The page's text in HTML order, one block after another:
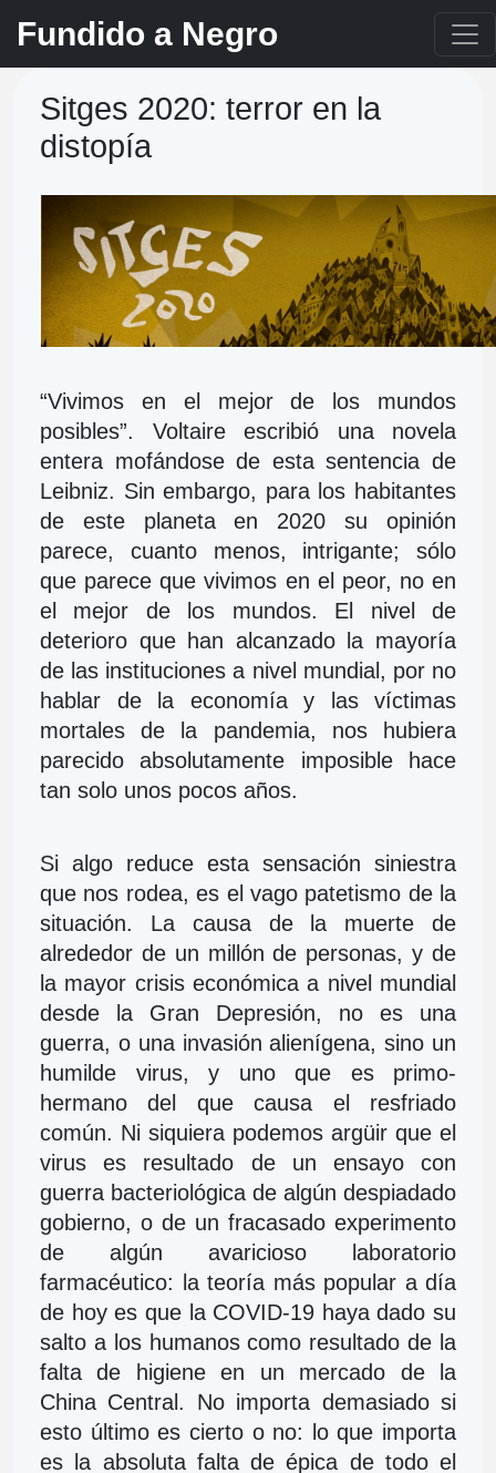
Fundido a Negro
Sitges 2020: terror en la
distopía
“Vivimos en el mejor de los mundos
posibles”. Voltaire escribió una novela
entera mofándose de esta sentencia de
Leibniz. Sin embargo, para los habitantes
de este planeta en 2020 su opinión
parece, cuanto menos, intrigante; sólo
que parece que vivimos en el peor, no en
el mejor de los mundos. El nivel de
deterioro que han alcanzado la mayoría
de las instituciones a nivel mundial, por no
hablar de la economía y las víctimas
mortales de la pandemia, nos hubiera
parecido absolutamente imposible hace
tan solo unos pocos años.
Si algo reduce esta sensación siniestra
que nos rodea, es el vago patetismo de la
situación. La causa de la muerte de
alrededor de un millón de personas, y de
la mayor crisis económica a nivel mundial
desde la Gran Depresión, no es una
guerra, o una invasión alienígena, sino un
humilde virus, y uno que es primo-
hermano del que causa el resfriado
común. Ni siquiera podemos argüir que el
virus es resultado de un ensayo con
guerra bacteriológica de algún despiadado
gobierno, o de un fracasado experimento
de algún avaricioso laboratorio
farmacéutico: la teoría más popular a día
de hoy es que la COVID-19 haya dado su
salto a los humanos como resultado de la
falta de higiene en un mercado de la
China Central. No importa demasiado si
esto último es cierto o no: lo que importa
es la absoluta falta de épica de todo el